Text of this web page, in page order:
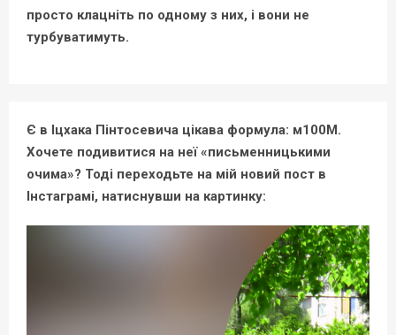
просто клацніть по одному з них, і вони не
турбуватимуть.
Є в Іцхака Пінтосевича цікава формула: м100М.
Хочете подивитися на неї «письменницькими
очима»? Тоді переходьте на мій новий пост в
Інстаграмі, натиснувши на картинку: